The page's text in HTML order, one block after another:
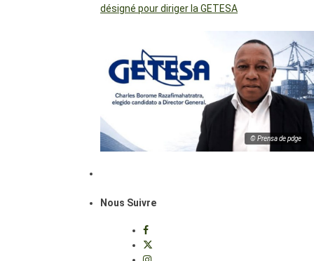
désigné pour diriger la GETESA
© Prensa de pdge
Nous Suivre